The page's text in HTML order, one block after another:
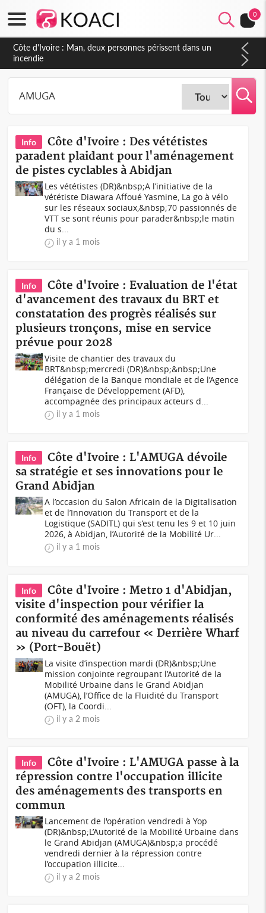
0
Côte d'Ivoire : Séileu, la célébration de la fête nationale
transformée en vaste campagne contre les produits
dépigmentants dangereux
Info
Côte d'Ivoire : Des vététistes
paradent plaidant pour l'aménagement
de pistes cyclables à Abidjan
Les vététistes (DR)&nbsp;A l’initiative de la
vététiste Diawara Affoué Yasmine, La go à vélo
sur les réseaux sociaux,&nbsp;70 passionnés de
VTT se sont réunis pour parader&nbsp;le matin
du s...
il y a 1 mois
Info
Côte d'Ivoire : Evaluation de l'état
d'avancement des travaux du BRT et
constatation des progrès réalisés sur
plusieurs tronçons, mise en service
prévue pour 2028
Visite de chantier des travaux du
BRT&nbsp;mercredi (DR)&nbsp;&nbsp;Une
délégation de la Banque mondiale et de l’Agence
Française de Développement (AFD),
accompagnée des principaux acteurs d...
il y a 1 mois
Info
Côte d'Ivoire : L'AMUGA dévoile
sa stratégie et ses innovations pour le
Grand Abidjan
A l’occasion du Salon Africain de la Digitalisation
et de l’Innovation du Transport et de la
Logistique (SADITL) qui s’est tenu les 9 et 10 juin
2026, à Abidjan, l’Autorité de la Mobilité Ur...
il y a 1 mois
Info
Côte d'Ivoire : Metro 1 d'Abidjan,
visite d'inspection pour vérifier la
conformité des aménagements réalisés
au niveau du carrefour « Derrière Wharf
» (Port-Bouët)
La visite d’inspection mardi (DR)&nbsp;Une
mission conjointe regroupant l’Autorité de la
Mobilité Urbaine dans le Grand Abidjan
(AMUGA), l’Office de la Fluidité du Transport
(OFT), la Coordi...
il y a 2 mois
Info
Côte d'Ivoire : L'AMUGA passe à la
répression contre l'occupation illicite
des aménagements des transports en
commun
Lancement de l'opération vendredi à Yop
(DR)&nbsp;L’Autorité de la Mobilité Urbaine dans
le Grand Abidjan (AMUGA)&nbsp;a procédé
vendredi dernier à la répression contre
l’occupation illicite...
il y a 2 mois